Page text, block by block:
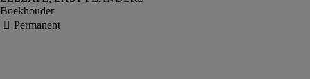
Boekhouder